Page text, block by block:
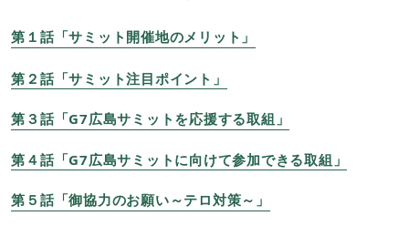
第１話「サミット開催地のメリット」
第２話「サミット注目ポイント」
​第３話「G7広島サミットを応援する取組 」
第４話「G7広島サミットに向けて参加できる取組」
第５話「御協力のお願い～テロ対策～​」